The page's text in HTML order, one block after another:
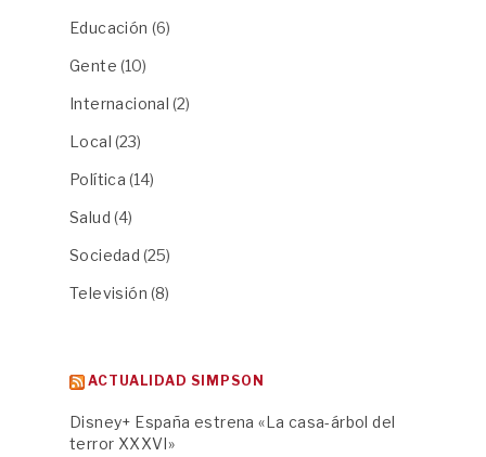
Educación (6)
Gente (10)
Internacional (2)
Local (23)
Política (14)
Salud (4)
Sociedad (25)
Televisión (8)
ACTUALIDAD SIMPSON
Disney+ España estrena «La casa-árbol del
terror XXXVI»